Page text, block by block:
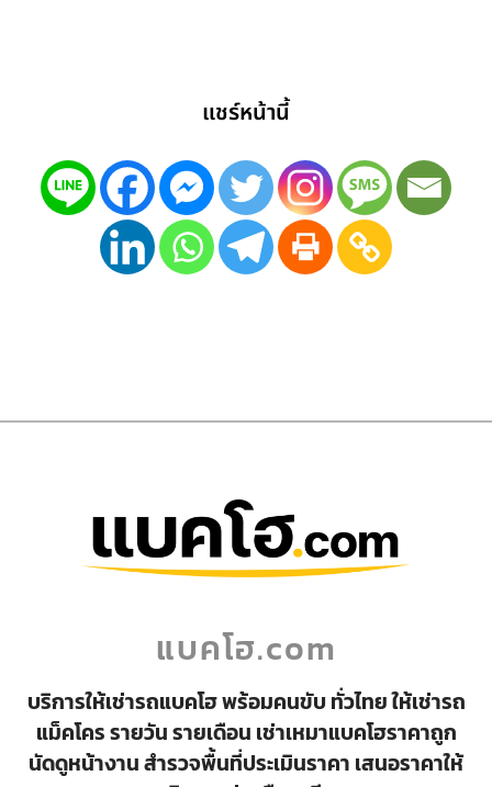
แชร์หน้านี้
แบคโฮ.com
บริการให้เช่ารถแบคโฮ พร้อมคนขับ ทั่วไทย ให้เช่ารถ
แม็คโคร รายวัน รายเดือน เช่าเหมาแบคโฮราคาถูก
นัดดูหน้างาน สำรวจพื้นที่ประเมินราคา เสนอราคาให้